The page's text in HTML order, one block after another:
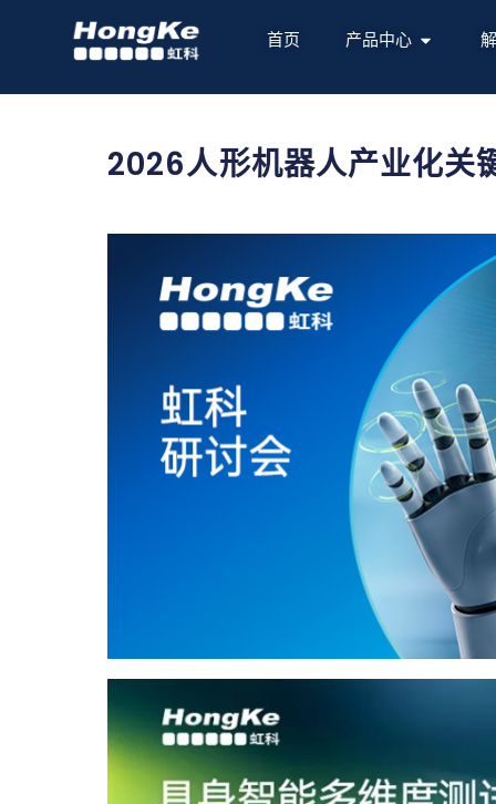
首页 产品中心
2026人形机器人产业化关